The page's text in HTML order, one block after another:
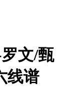
文/甄
线谱